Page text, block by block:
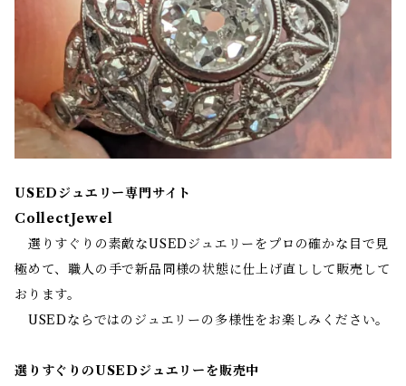
USEDジュエリー専門サイト
CollectJewel
選りすぐりの素敵なUSEDジュエリーをプロの確かな目で見
極めて、職人の手で新品同様の状態に仕上げ直しして販売して
おります。
USEDならではのジュエリーの多様性をお楽しみください。
選りすぐりのUSEDジュエリーを販売中